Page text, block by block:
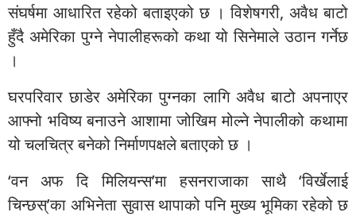
संघर्षमा आधारित रहेको बताइएको छ । विशेषगरी, अवैध बाटो
हुँदै अमेरिका पुग्ने नेपालीहरूको कथा यो सिनेमाले उठान गर्नेछ
।
घरपरिवार छाडेर अमेरिका पुग्नका लागि अवैध बाटो अपनाएर
आफ्नो भविष्य बनाउने आशामा जोखिम मोल्ने नेपालीको कथामा
यो चलचित्र बनेको निर्माणपक्षले बताएको छ ।
‘वन अफ दि मिलियन्स’मा हसनराजाका साथै ‘विर्खेलाई
चिन्छस्’का अभिनेता सुवास थापाको पनि मुख्य भूमिका रहेको छ